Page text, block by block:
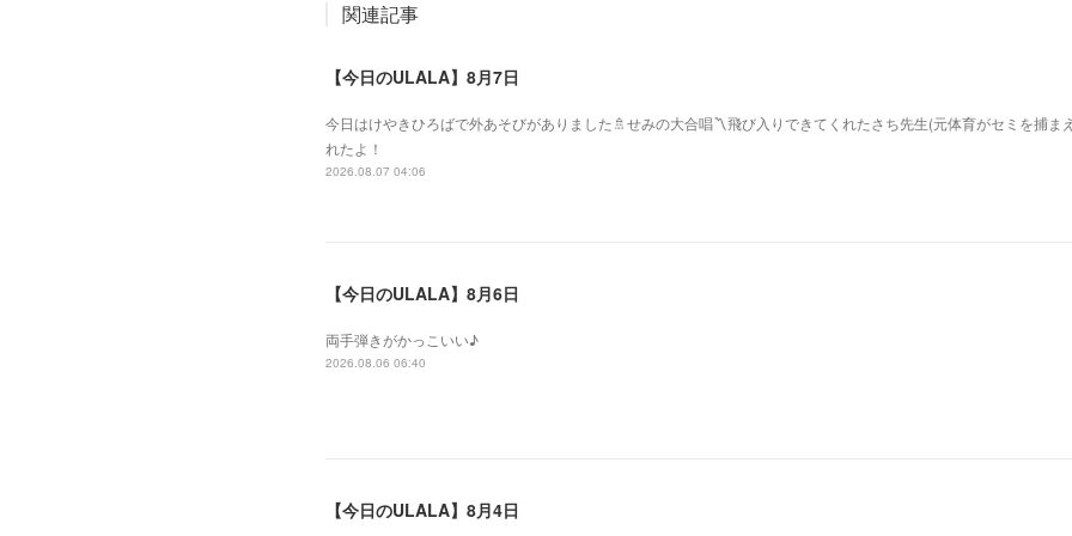
関連記事
【今日のULALA】8月7日
今日はけやきひろばで外あそびがありました🚿せみの大合唱〽飛び入りできてくれたさち先生(元体育がセミを捕ま
れたよ！
2026.08.07 04:06
【今日のULALA】8月6日
両手弾きがかっこいい♪
2026.08.06 06:40
【今日のULALA】8月4日